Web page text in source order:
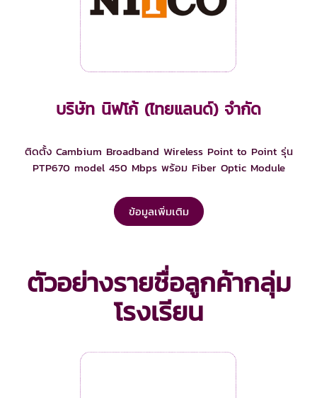
บริษัท นิฟโก้ (ไทยแลนด์) จำกัด
ติดตั้ง Cambium Broadband Wireless Point to Point รุ่น
PTP670 model 450 Mbps พร้อม Fiber Optic Module
ข้อมูลเพิ่มเติม
ตัวอย่างรายชื่อลูกค้ากลุ่ม
โรงเรียน